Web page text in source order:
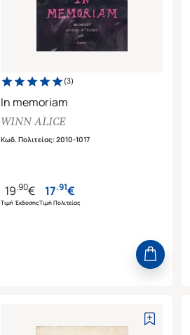
(3)
In memoriam
WINN ALICE
Κωδ. Πολιτείας:2010-1017
19.90€
Τιμή Έκδοσης
17.91€
Τιμή Πολιτείας